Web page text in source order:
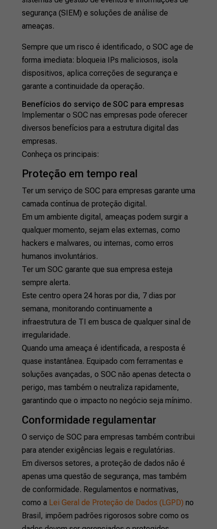
segurança (SIEM) e soluções de análise de
ameaças.
Sempre que um risco é identificado, o SOC age de
forma imediata: bloqueia IPs maliciosos, isola
dispositivos, aplica correções de segurança e
garante a continuidade da operação.
Benefícios do serviço de SOC para empresas
Implementar o SOC nas empresas pode oferecer
diversos benefícios para a estrutura digital das
empresas.
Conheça os principais:
Proteção em tempo real
Ter um serviço de SOC para empresas garante uma
camada contínua de proteção digital.
Em um ambiente digital, ameaças podem surgir a
qualquer momento, sejam elas externas, como
hackers e malwares, ou internas, como erros
humanos involuntários.
Ter um SOC garante que sua empresa esteja
sempre alerta.
Este centro opera 24 horas por dia, 7 dias por
semana, monitorando continuamente a
infraestrutura de TI em busca de qualquer sinal de
irregularidade.
Quando uma ameaça é identificada, a resposta é
quase instantânea. Equipado com ferramentas e
soluções avançadas, o SOC não apenas detecta o
perigo, mas também o neutraliza rapidamente,
garantindo que o impacto no negócio seja mínimo.
Conformidade regulamentar
O serviço de SOC para empresas também contribui
para atender exigências legais e regulatórias.
Em diversos setores, a proteção de dados não é
apenas uma questão de segurança, mas também
de conformidade. Regulamentos e normativas,
como a Lei Geral de Proteção de Dados (LGPD) no
Brasil, impõem padrões rigorosos sobre como os